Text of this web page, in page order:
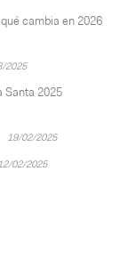
cambia en 2026
2025
Santa 2025
19/02/2025
02/2025